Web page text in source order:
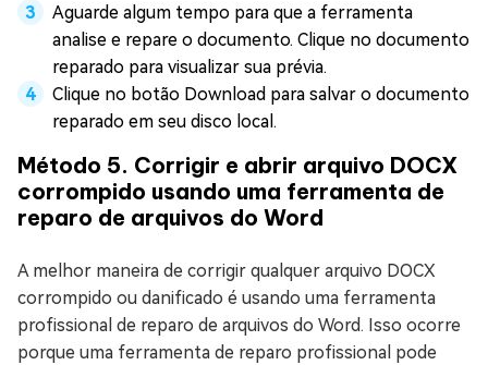
Aguarde algum tempo para que a ferramenta
analise e repare o documento. Clique no documento
reparado para visualizar sua prévia.
Clique no botão Download para salvar o documento
reparado em seu disco local.
Método 5. Corrigir e abrir arquivo DOCX
corrompido usando uma ferramenta de
reparo de arquivos do Word
A melhor maneira de corrigir qualquer arquivo DOCX
corrompido ou danificado é usando uma ferramenta
profissional de reparo de arquivos do Word. Isso ocorre
porque uma ferramenta de reparo profissional pode